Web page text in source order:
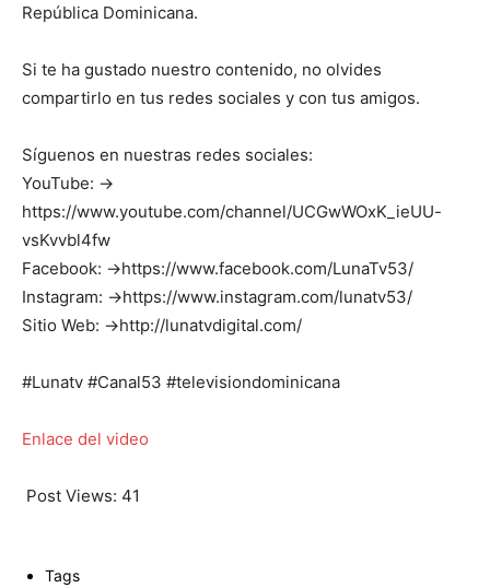
República Dominicana.
Si te ha gustado nuestro contenido, no olvides
compartirlo en tus redes sociales y con tus amigos.
Síguenos en nuestras redes sociales:
YouTube: →
https://www.youtube.com/channel/UCGwWOxK_ieUU-
vsKvvbl4fw
Facebook: →https://www.facebook.com/LunaTv53/
Instagram: →https://www.instagram.com/lunatv53/
Sitio Web: →http://lunatvdigital.com/
#Lunatv #Canal53 #televisiondominicana
Enlace del video
Post Views: 41
Tags